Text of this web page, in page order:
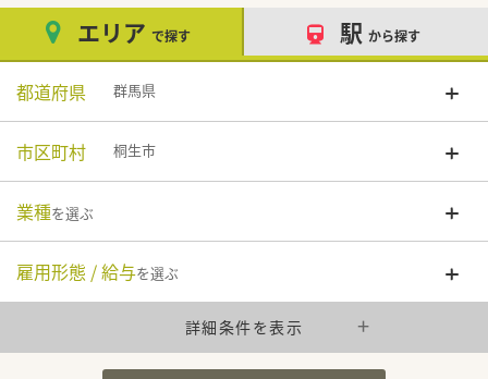
エリア で探す 駅 から探す
都道府県 群馬県
市区町村 桐生市
業種を選ぶ
雇用形態 / 給与を選ぶ
詳細条件を表示